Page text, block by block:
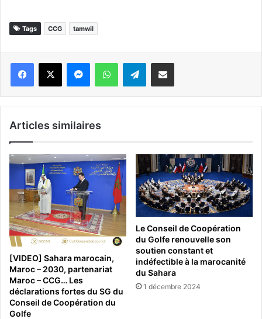
Tags CCG tamwil
WhatsApp Telegram
Articles similaires
[VIDEO] Sahara marocain,
Maroc – 2030, partenariat
Maroc – CCG… Les
déclarations fortes du SG du
Conseil de Coopération du
Golfe
Le Conseil de Coopération
du Golfe renouvelle son
soutien constant et
indéfectible à la marocanité
du Sahara
1 décembre 2024